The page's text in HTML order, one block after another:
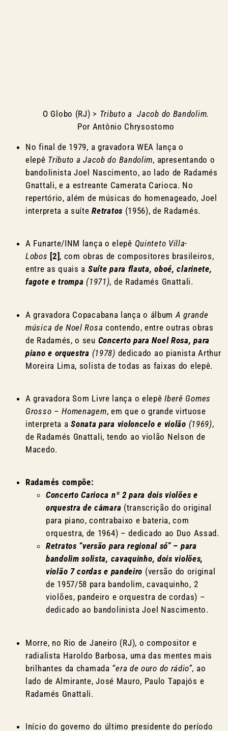
O Globo (RJ) > Tributo a Jacob do Bandolim.
Por Antônio Chrysostomo
No final de 1979, a gravadora WEA lança o
elepê Tributo a Jacob do Bandolim, apresentando o
bandolinista Joel Nascimento, ao lado de Radamés
Gnattali, e a estreante Camerata Carioca. No
repertório, além de músicas do homenageado, Joel
interpreta a suíteRetratos (1956), de Radamés.
A Funarte/INM lança o elepê Quinteto Villa-
Lobos [2], com obras de compositores brasileiros,
entre as quais a Suíte para flauta, oboé, clarinete,
fagote e trompa (1971), de Radamés Gnattali.
A gravadora Copacabana lança o álbum A grande
música de Noel Rosa contendo, entre outras obras
de Radamés, o seu Concerto para Noel Rosa, para
piano e orquestra (1978) dedicado ao pianista Arthur
Moreira Lima, solista de todas as faixas do elepê.
A gravadora Som Livre lança o elepêIberê Gomes
Grosso – Homenagem, em que o grande virtuose
interpreta aSonata para violoncelo e violão (1969),
de Radamés Gnattali, tendo ao violão Nelson de
Macedo.
Radamés compõe:
Concerto Carioca nº 2 para dois violões e
orquestra de câmara (transcrição do original
para piano, contrabaixo e bateria, com
orquestra, de 1964) – dedicado ao Duo Assad.
Retratos “versão para regional só” – para
bandolim solista, cavaquinho, dois violões,
violão 7 cordas e pandeiro (versão do original
de 1957/58 para bandolim, cavaquinho, 2
violões, pandeiro e orquestra de cordas) –
dedicado ao bandolinista Joel Nascimento.
Morre, no Rio de Janeiro (RJ), o compositor e
radialista Haroldo Barbosa, uma das mentes mais
brilhantes da chamada “era de ouro do rádio”, ao
lado de Almirante, José Mauro, Paulo Tapajós e
Radamés Gnattali.
Início do governo do último presidente do período